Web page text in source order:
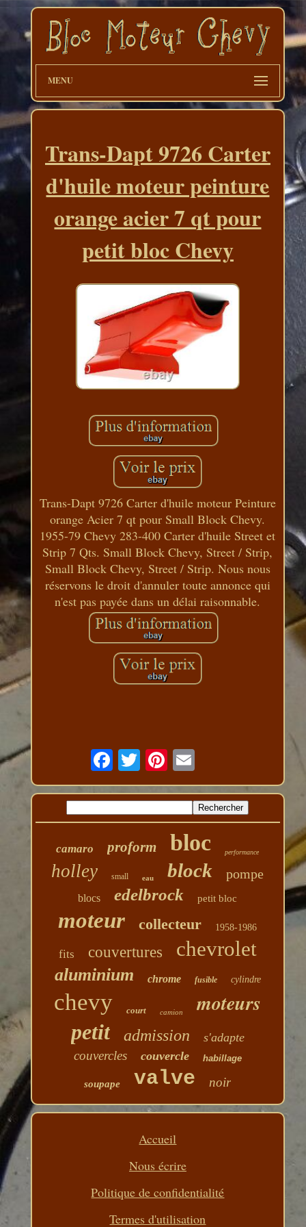
MENU
Trans-Dapt 9726 Carter
d'huile moteur peinture
orange acier 7 qt pour
petit bloc Chevy
Trans-Dapt 9726 Carter d'huile moteur Peinture
orange Acier 7 qt pour Small Block Chevy.
1955-79 Chevy 283-400 Carter d'huile Street et
Strip 7 Qts. Small Block Chevy, Street / Strip,
Small Block Chevy, Street / Strip. Nous nous
réservons le droit d'annuler toute annonce qui
n'est pas payée dans un délai raisonnable.
camaro proform bloc performance
holley small eau block pompe
blocs edelbrock petit bloc
moteur collecteur 1958-1986
fits couvertures chevrolet
aluminium chrome fusible cylindre
chevy court camion moteurs
petit admission s'adapte
couvercles couvercle habillage
soupape valve noir
Accueil
Nous écrire
Politique de confidentialité
Termes d'utilisation